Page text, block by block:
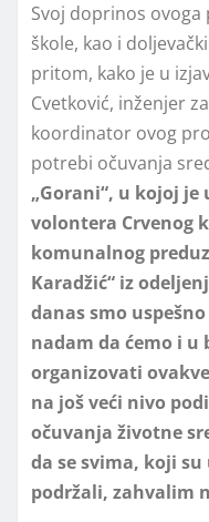
Svoj doprinos ovoga
škole, kao i
pritom, kako je u
Cvetković, inženjer
koordinator ovog
potrebi očuvanja
„Gorani“, u kojoj
volontera Crvenog
komunalnog
Karadžić“ iz
danas smo
nadam da ćemo i u
organizovati
na još veći nivo
očuvanja životne
da se svima, koji
podržali, zahvalim